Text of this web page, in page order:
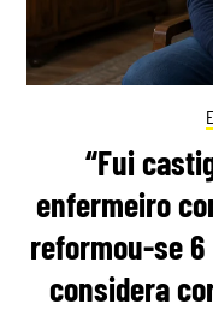
“Fui
enfermeiro
reformou-se
considera